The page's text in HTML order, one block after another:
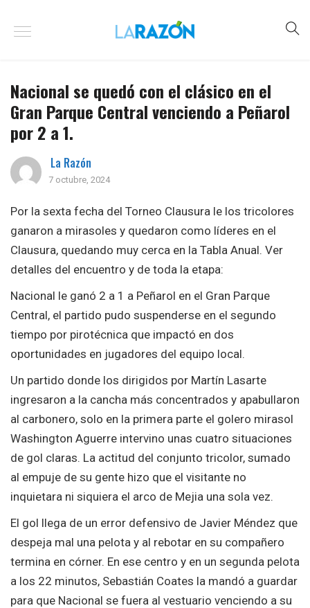
Nacional se quedó con el clásico en el
Gran Parque Central venciendo a Peñarol
por 2 a 1.
La Razón
7 octubre, 2024
Por la sexta fecha del Torneo Clausura le los tricolores
ganaron a mirasoles y quedaron como líderes en el
Clausura, quedando muy cerca en la Tabla Anual. Ver
detalles del encuentro y de toda la etapa:
Nacional le ganó 2 a 1 a Peñarol en el Gran Parque
Central, el partido pudo suspenderse en el segundo
tiempo por pirotécnica que impactó en dos
oportunidades en jugadores del equipo local.
Un partido donde los dirigidos por Martín Lasarte
ingresaron a la cancha más concentrados y apabullaron
al carbonero, solo en la primera parte el golero mirasol
Washington Aguerre intervino unas cuatro situaciones
de gol claras. La actitud del conjunto tricolor, sumado
al empuje de su gente hizo que el visitante no
inquietara ni siquiera el arco de Mejia una sola vez.
El gol llega de un error defensivo de Javier Méndez que
despeja mal una pelota y al rebotar en su compañero
termina en córner. En ese centro y en un segunda pelota
a los 22 minutos, Sebastián Coates la mandó a guardar
para que Nacional se fuera al vestuario venciendo a su